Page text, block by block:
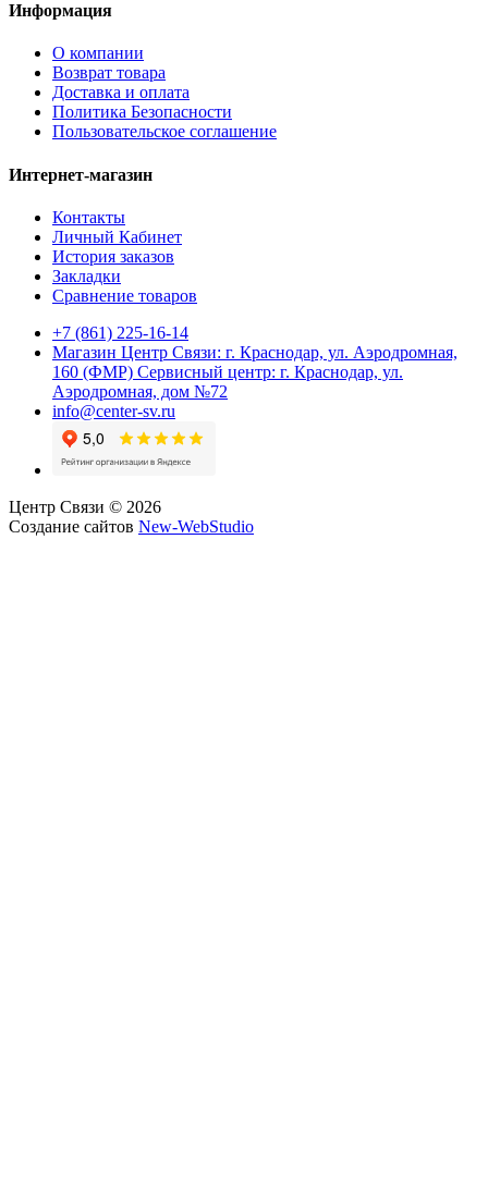
Информация
О компании
Возврат товара
Доставка и оплата
Политика Безопасности
Пользовательское соглашение
Интернет-магазин
Контакты
Личный Кабинет
История заказов
Закладки
Сравнение товаров
+7 (861) 225-16-14
Магазин Центр Связи: г. Краснодар, ул. Аэродромная,
160 (ФМР) Сервисный центр: г. Краснодар, ул.
Аэродромная, дом №72
info@center-sv.ru
Центр Связи © 2026
Создание сайтов New-WebStudio